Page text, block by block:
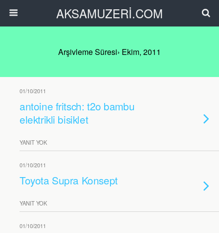
AKSAMUZERİ.COM
Arşivleme Süresi› Ekim, 2011
01/10/2011
antoine fritsch: t2o bambu
elektrikli bisiklet
YANIT YOK
01/10/2011
Toyota Supra Konsept
YANIT YOK
01/10/2011